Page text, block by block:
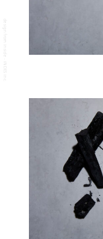
design from inside - INDES inc.